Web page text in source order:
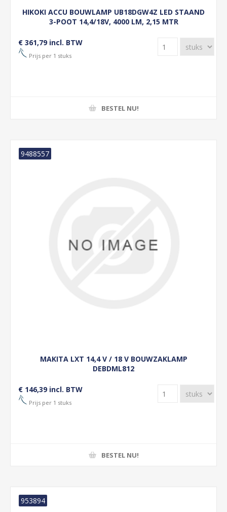
HIKOKI ACCU BOUWLAMP UB18DGW4Z LED STAAND
3-POOT 14,4/18V, 4000 LM, 2,15 MTR
€ 361,79 incl. BTW
Prijs per 1 stuks
BESTEL NU!
MAKITA LXT 14,4 V / 18 V BOUWZAKLAMP
DEBDML812
9488557
€ 146,39 incl. BTW
Prijs per 1 stuks
BESTEL NU!
953894